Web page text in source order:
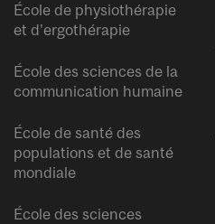
École de physiothérapie
et d’ergothérapie
École des sciences de la
communication humaine
École de santé des
populations et de santé
mondiale
École des sciences